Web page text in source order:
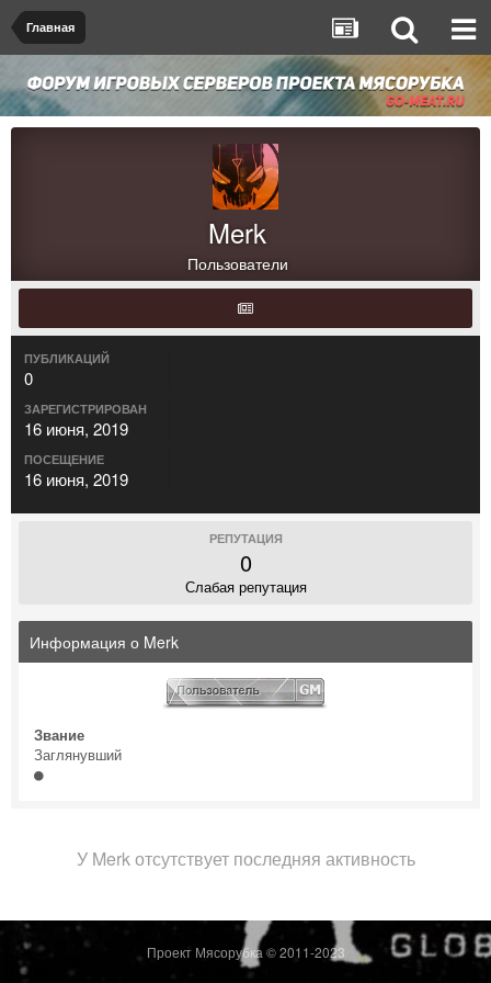
Главная
Merk
Пользователи
ПУБЛИКАЦИЙ
0
ЗАРЕГИСТРИРОВАН
16 июня, 2019
ПОСЕЩЕНИЕ
16 июня, 2019
РЕПУТАЦИЯ
0
Слабая репутация
Информация о Merk
Звание
Заглянувший
У Merk отсутствует последняя активность
Проект Мясорубка © 2011-2023